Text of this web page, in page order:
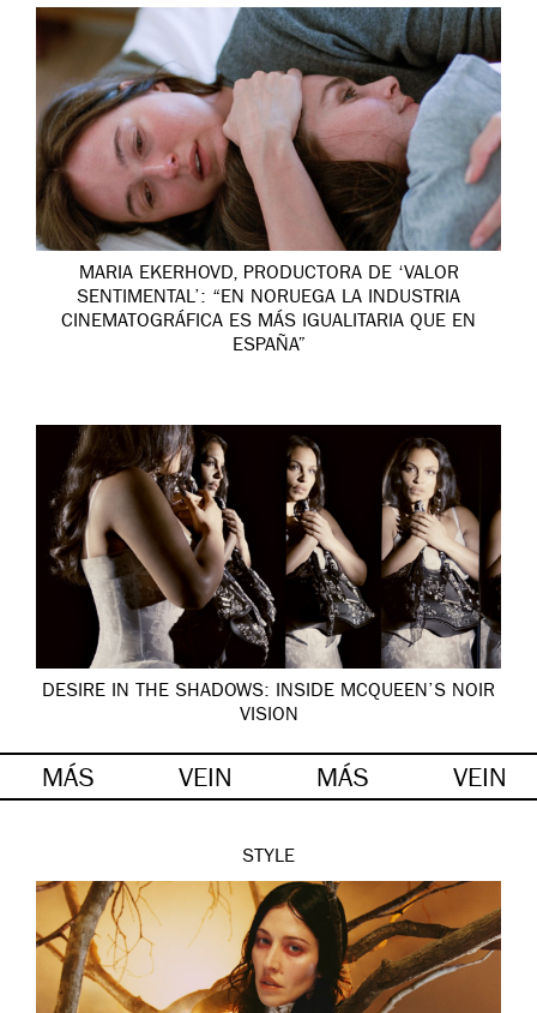
MARIA EKERHOVD, PRODUCTORA DE ‘VALOR
SENTIMENTAL’: “EN NORUEGA LA INDUSTRIA
CINEMATOGRÁFICA ES MÁS IGUALITARIA QUE EN
ESPAÑA”
DESIRE IN THE SHADOWS: INSIDE MCQUEEN’S NOIR
VISION
MÁS VEIN MÁS VEIN
STYLE